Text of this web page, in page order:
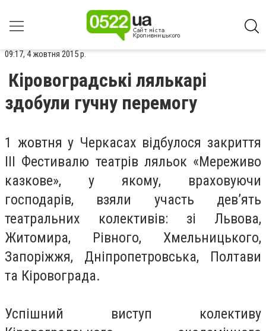
09:17, 4 жовтня 2015 р.
Кіровоградські лялькарі
здобули гучну перемогу
1 жовтня у Черкасах відбулося закриття
ІІІ Фестивалю театрів ляльок «Мереживо
казкове», у якому, враховуючи
господарів, взяли участь дев’ять
театральних колективів: зі Львова,
Житомира, Рівного, Хмельницького,
Запоріжжя, Дніпропетровська, Полтави
та Кіровограда.
Успішний виступ колективу